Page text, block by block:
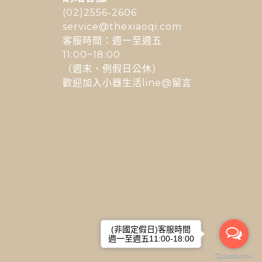
(02)2556-2606
service@thexiaoqi.com
客服時間：週一至週五
11:00~18:00
（週末、例假日公休）
歡迎加入小器生活line@留言
(非國定假日)客服時間
週一至週五11:00-18:00
(非國定假日)客服時間
週一至週五11:00-18:00